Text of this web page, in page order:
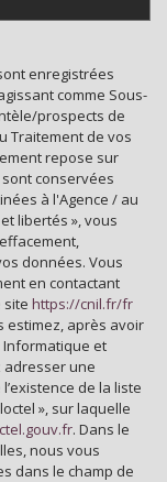
6,53 %
35,56 %
47,41 %
0,67
55,56 %
99,40 %
0,60 %
enregistrées
comme Sous-
prospects de
Traitement de vos
repose sur
conservées
à l'Agence / au
libertés », vous
données. Vous
en contactant
site https://cnil.fr/fr
estimez, après avoir
Informatique et
adresser une
de la liste
», sur laquelle
. Dans le
nous vous
dans le champ de